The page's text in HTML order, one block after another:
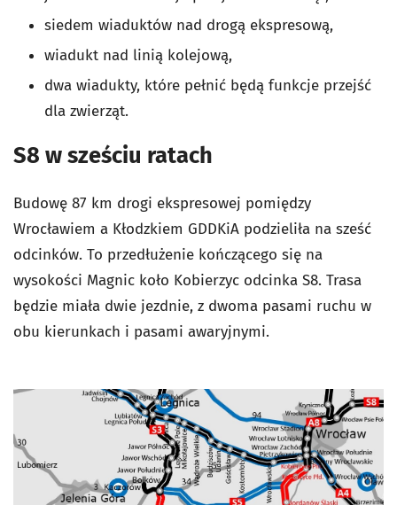
siedem wiaduktów nad drogą ekspresową,
wiadukt nad linią kolejową,
dwa wiadukty, które pełnić będą funkcje przejść
dla zwierząt.
S8 w sześciu ratach
Budowę 87 km drogi ekspresowej pomiędzy
Wrocławiem a Kłodzkiem GDDKiA podzieliła na sześć
odcinków. To przedłużenie kończącego się na
wysokości Magnic koło Kobierzyc odcinka S8. Trasa
będzie miała dwie jezdnie, z dwoma pasami ruchu w
obu kierunkach i pasami awaryjnymi.